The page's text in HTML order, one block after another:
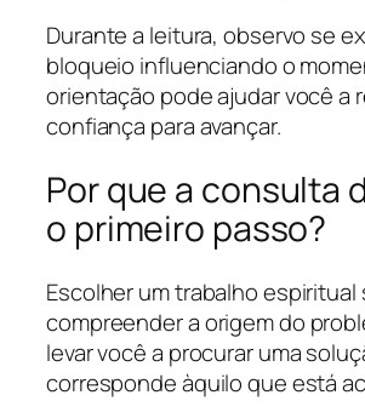
Durante a leitura, observo se
bloqueio influenciando o
orientação pode ajudar você a
confiança para avançar.
Por que a consulta
o primeiro passo?
Escolher um trabalho espiritual
compreender a origem do
levar você a procurar uma
corresponde àquilo que está